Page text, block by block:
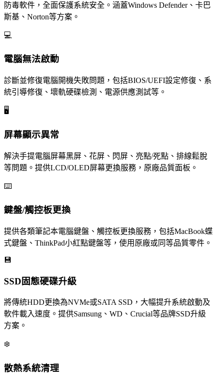
防毒軟件，全面保護系統安全。涵蓋Windows Defender、卡巴
斯基、Norton等方案。
💻
電腦無法啟動
診斷並修復電腦開機失敗問題，包括BIOS/UEFI設定修復、系
統引導修復、壞軌硬碟檢測、電源供應測試等。
🖥️
屏幕顯示異常
解決手提電腦屏幕黑屏、花屏、閃屏、亮點/死點、排線鬆脫
等問題。提供LCD/OLED屏幕更換服務，原廠品質面板。
⌨️
鍵盤/觸控板更換
提供各類筆記本電腦鍵盤、觸控板更換服務，包括MacBook蝶
式鍵盤、ThinkPad小紅點鍵盤等，使用原廠或同等品質零件。
💾
SSD固態硬碟升級
將傳統HDD更換為NVMe或SATA SSD，大幅提升系統啟動及
軟件載入速度。提供Samsung、WD、Crucial等品牌SSD升級
方案。
❄️
散熱系統清理